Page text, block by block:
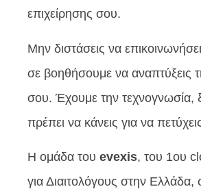
επιχείρησης σου.
Μην διστάσεις να
σε βοηθήσουμε να αναπτύξεις
σου. Έχουμε την τεχνογνωσία,
πρέπει να κάνεις για να
Η ομάδα του evexis, του 1ου
για Διαιτολόγους στην Ελλάδα,